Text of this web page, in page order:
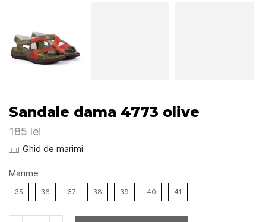
Sandale dama 4773 olive
185 lei
Ghid de marimi
Marime
35 36 37 38 39 40 41